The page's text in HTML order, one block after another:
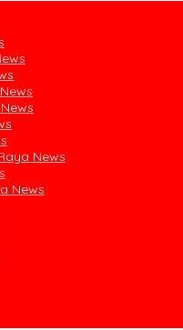
News
News